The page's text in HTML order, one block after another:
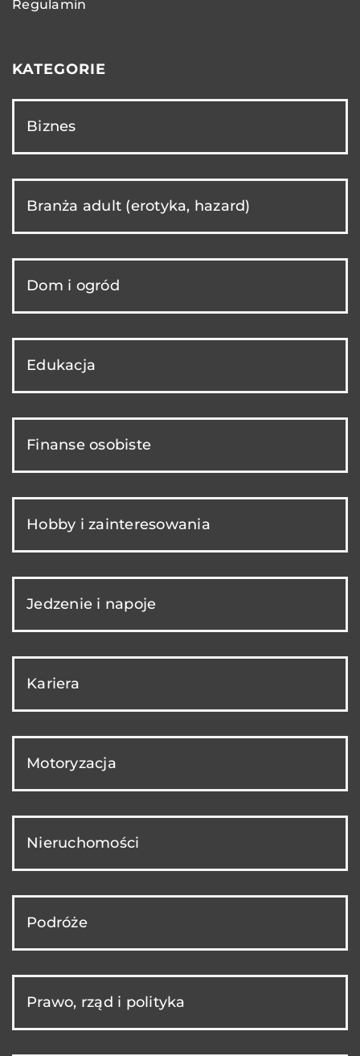
Regulamin
KATEGORIE
Biznes
Branża adult (erotyka, hazard)
Dom i ogród
Edukacja
Finanse osobiste
Hobby i zainteresowania
Jedzenie i napoje
Kariera
Motoryzacja
Nieruchomości
Podróże
Prawo, rząd i polityka